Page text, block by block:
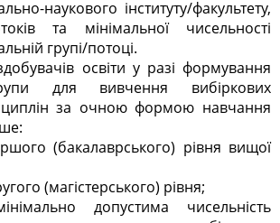
наукового інституту/факультету,
та мінімальної чисельності
групі/потоці.
освіти у разі формування
для вивчення вибіркових
за очною формою навчання
(бакалаврського) рівня вищої
(магістерського) рівня;
допустима чисельність